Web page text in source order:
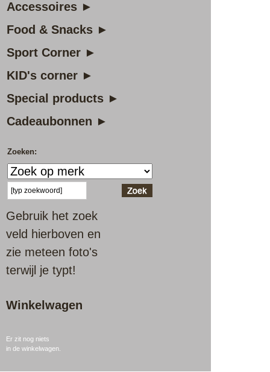
Accessoires ►
Food & Snacks ►
Sport Corner ►
KID's corner ►
Special products ►
Cadeaubonnen ►
Zoeken:
Gebruik het zoek
veld hierboven en
zie meteen foto's
terwijl je typt!
Winkelwagen
Er zit nog niets
in de winkelwagen.